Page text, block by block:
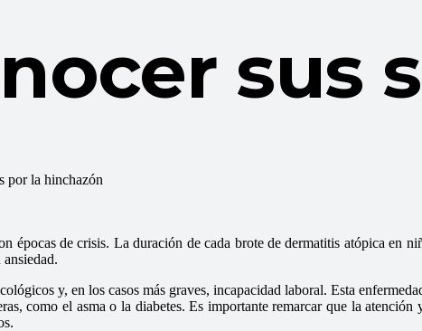
sus
por la hinchazón
épocas de crisis. La duración de cada brote de dermatitis atópica en
y, en los casos más graves, incapacidad laboral. Esta
como el asma o la diabetes. Es importante remarcar que la